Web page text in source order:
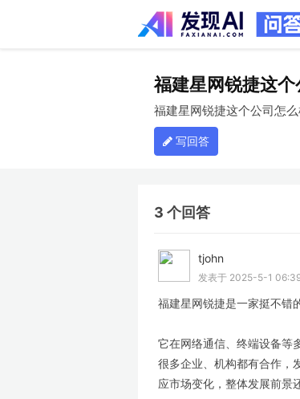
福建星网锐捷这
福建星网锐捷这个公司怎
写回答
3 个回答
tjohn
发表于 2025-5-1
福建星网锐捷是一家挺不错
它在网络通信、终端设备等
很多企业、机构都有合作，
应市场变化，整体发展前景